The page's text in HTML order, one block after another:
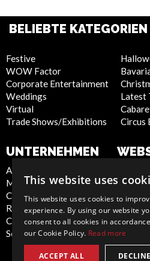
BELIEBTE KATEGORIEN
Festive
WOW Factor
Corporate Entertainment
Weddings
Virtual
Trade Shows/Exhibitions
Latest
Circus
UNTERNEHMEN
About Us
Meet the Team
Contact Us
Report Abuse
Compliance Statement -
Seafarers
Cookie
Artist
Terms
Sitemap
This website uses
This website uses cookies to
experience. By using our website
consent to all cookies in
our Cookie Policy. Read more
ACCEPT ALL